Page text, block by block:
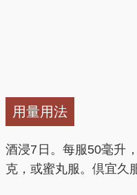
用量用法
酒浸7日。每服50毫升
克，或蜜丸服。倶宜久